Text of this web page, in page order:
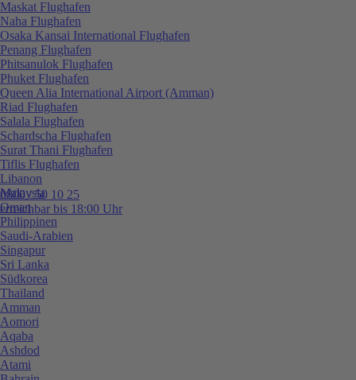
0800 / 50 10 25
erreichbar bis 18:00 Uhr
Maskat Flughafen
Naha Flughafen
Osaka Kansai International Flughafen
Penang Flughafen
Phitsanulok Flughafen
Phuket Flughafen
Queen Alia International Airport (Amman)
Riad Flughafen
Salala Flughafen
Schardscha Flughafen
Surat Thani Flughafen
Tiflis Flughafen
Libanon
Malaysia
Oman
Philippinen
Saudi-Arabien
Singapur
Sri Lanka
Südkorea
Thailand
Amman
Aomori
Aqaba
Ashdod
Atami